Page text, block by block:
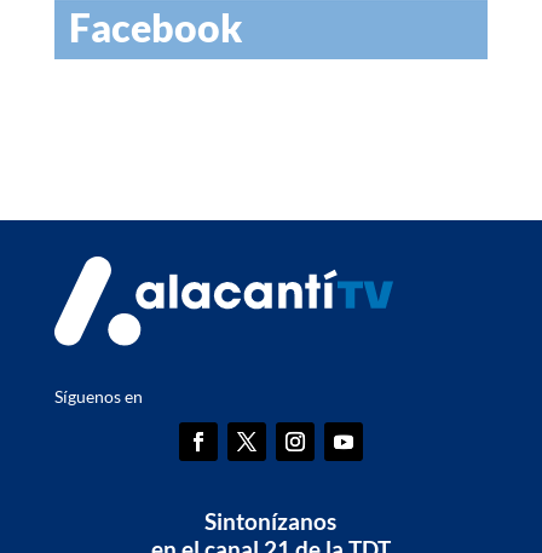
Facebook
Síguenos en
Sintonízanos